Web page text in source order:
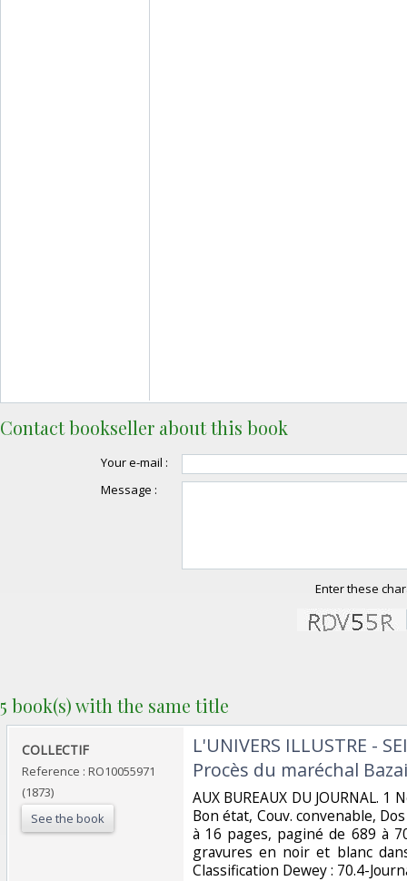
Contact bookseller about this book
Your e-mail :
Message :
Enter these
5 book(s) with the same title
‎COLLECTIF‎
Reference : RO10055971
(1873)
See the book
‎L'UNIVERS ILLUSTRE -
Procès du maréchal
‎AUX BUREAUX DU JOURNAL.
Bon état, Couv. convenable,
à 16 pages, paginé de 689 à
gravures en noir et blanc
Classification Dewey : 70.4-